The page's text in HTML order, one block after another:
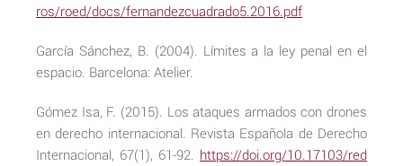
ros/roed/docs/fernandezcuadrado5.2016.pdf
García Sánchez, B. (2004). Límites a la ley penal en el
espacio. Barcelona: Atelier.
Gómez Isa, F. (2015). Los ataques armados con drones
en derecho internacional. Revista Española de Derecho
Internacional, 67(1), 61-92. https://doi.org/10.17103/red